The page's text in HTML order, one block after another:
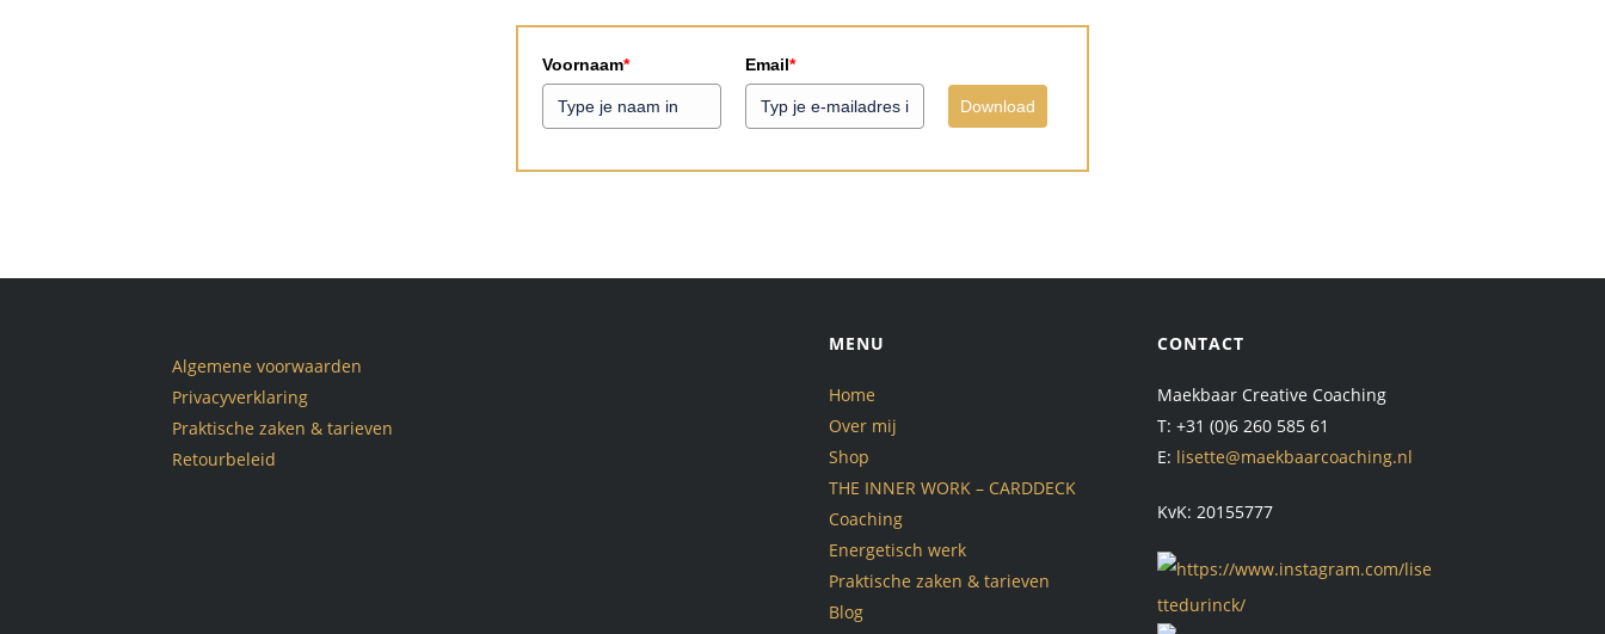
Voornaam* Email*
Download
Algemene voorwaarden
Privacyverklaring
Praktische zaken & tarieven
Retourbeleid
MENU
Home
Over mij
Shop
THE INNER WORK – CARDDECK
Coaching
Energetisch werk
Praktische zaken & tarieven
Blog
CONTACT
Maekbaar Creative Coaching
T: +31 (0)6 260 585 61
E: lisette@maekbaarcoaching.nl
KvK: 20155777